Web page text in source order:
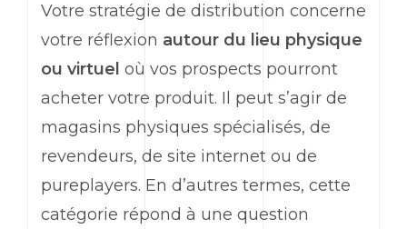
Votre stratégie de distribution concerne
votre réflexion autour du lieu physique
ou virtuel où vos prospects pourront
acheter votre produit. Il peut s’agir de
magasins physiques spécialisés, de
revendeurs, de site internet ou de
pureplayers. En d’autres termes, cette
catégorie répond à une question